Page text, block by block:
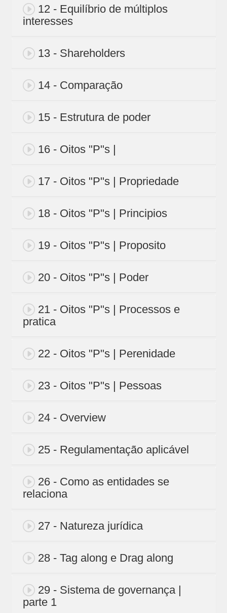
12 - Equilíbrio de múltiplos
interesses
13 - Shareholders
14 - Comparação
15 - Estrutura de poder
16 - Oitos "P"s |
17 - Oitos "P"s | Propriedade
18 - Oitos "P"s | Principios
19 - Oitos "P"s | Proposito
20 - Oitos "P"s | Poder
21 - Oitos "P"s | Processos e
pratica
22 - Oitos "P"s | Perenidade
23 - Oitos "P"s | Pessoas
24 - Overview
25 - Regulamentação aplicável
26 - Como as entidades se
relaciona
27 - Natureza jurídica
28 - Tag along e Drag along
29 - Sistema de governança |
parte 1